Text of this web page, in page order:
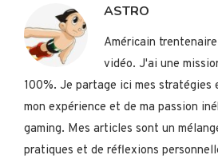
ASTRO
Américain
vidéo. J'ai une
100%. Je partage ici mes stratégies
mon expérience et de ma passion
gaming. Mes articles sont un
pratiques et de réflexions